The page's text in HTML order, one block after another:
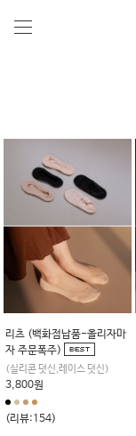
리츠 (백화점납품-올리자마
자 주문폭주)
(실리콘 덧신,레이스 덧신)
3,800원
(리뷰:154)